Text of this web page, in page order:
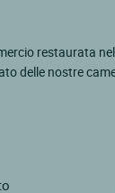
restaurata
delle nostre